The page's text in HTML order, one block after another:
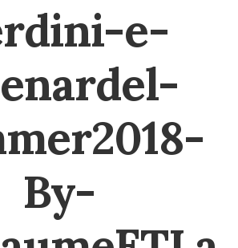
e-
By-